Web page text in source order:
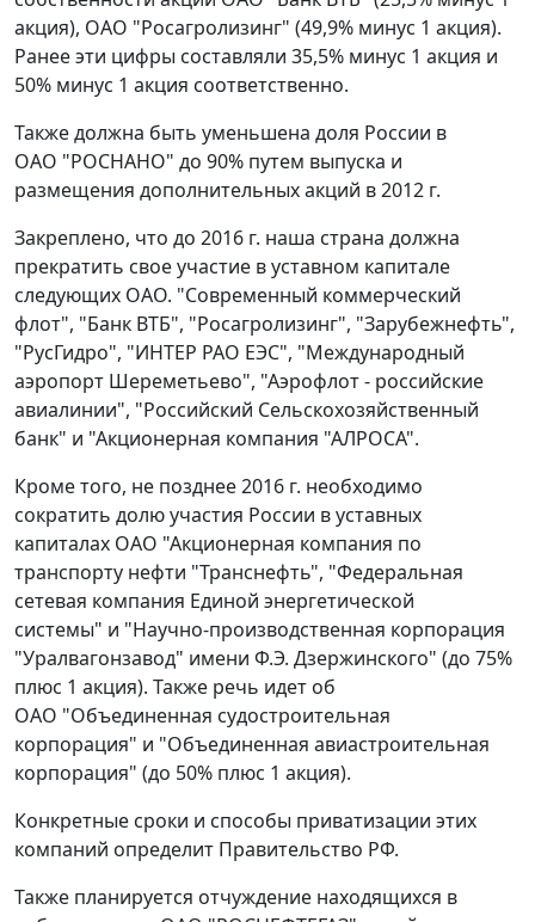
акция), ОАО "Росагролизинг" (49,9% минус 1 акция).
Ранее эти цифры составляли 35,5% минус 1 акция и
50% минус 1 акция соответственно.
Также должна быть уменьшена доля России в
ОАО "РОСНАНО" до 90% путем выпуска и
размещения дополнительных акций в 2012 г.
Закреплено, что до 2016 г. наша страна должна
прекратить свое участие в уставном капитале
следующих ОАО. "Современный коммерческий
флот", "Банк ВТБ", "Росагролизинг", "Зарубежнефть",
"РусГидро", "ИНТЕР РАО ЕЭС", "Международный
аэропорт Шереметьево", "Аэрофлот - российские
авиалинии", "Российский Сельскохозяйственный
банк" и "Акционерная компания "АЛРОСА".
Кроме того, не позднее 2016 г. необходимо
сократить долю участия России в уставных
капиталах ОАО "Акционерная компания по
транспорту нефти "Транснефть", "Федеральная
сетевая компания Единой энергетической
системы" и "Научно-производственная корпорация
"Уралвагонзавод" имени Ф.Э. Дзержинского" (до 75%
плюс 1 акция). Также речь идет об
ОАО "Объединенная судостроительная
корпорация" и "Объединенная авиастроительная
корпорация" (до 50% плюс 1 акция).
Конкретные сроки и способы приватизации этих
компаний определит Правительство РФ.
Также планируется отчуждение находящихся в